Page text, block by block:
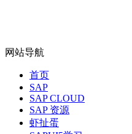
网站导航
首页
SAP
SAP CLOUD
SAP 资源
虾扯蛋